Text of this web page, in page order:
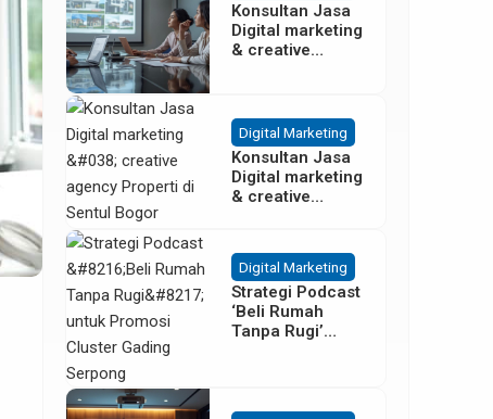
Konsultan Jasa
Digital marketing
& creative
Tangerang
Digital Marketing
Konsultan Jasa
Digital marketing
& creative
Digital Marketing
Strategi Podcast
‘Beli Rumah
Tanpa Rugi’